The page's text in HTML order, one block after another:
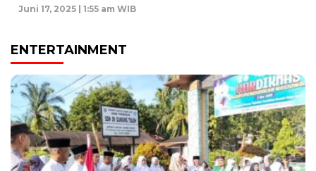
Juni 17, 2025 | 1:55 am WIB
ENTERTAINMENT